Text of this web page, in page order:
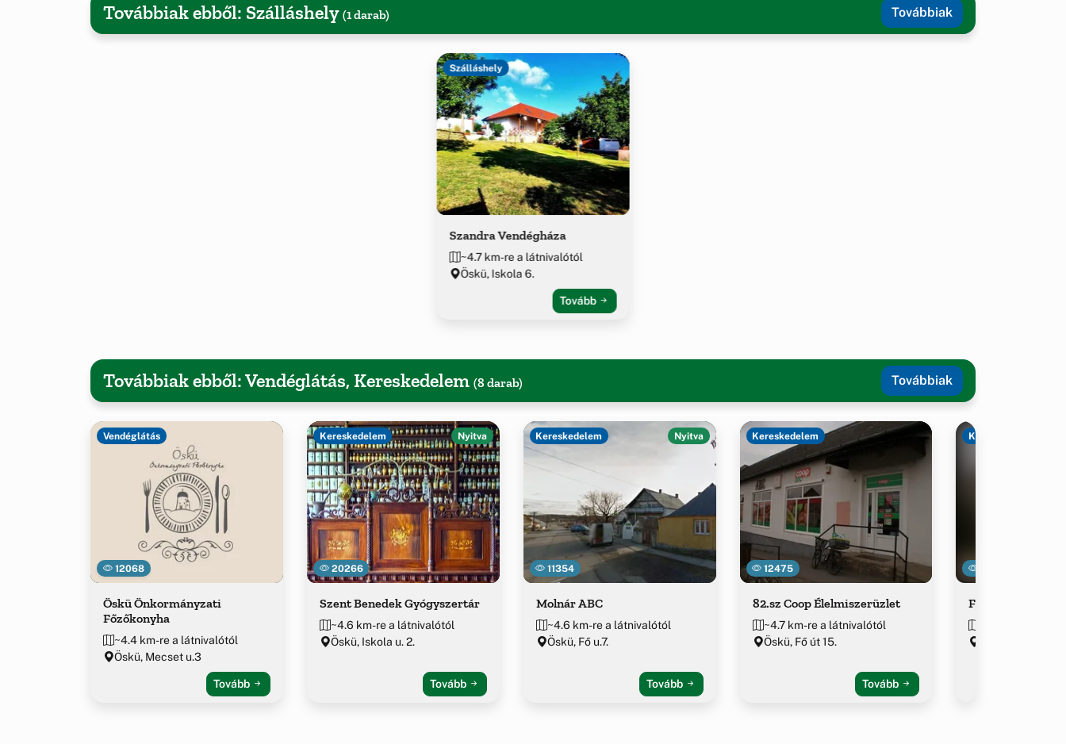
Továbbiak ebből: Szálláshely (1 darab) Továbbiak
Szálláshely
Szandra Vendégháza
~4.7 km-re a látnivalótól
Öskü, Iskola 6.
Tovább
Továbbiak ebből: Vendéglátás, Kereskedelem (8 darab) Továbbiak
12068
Vendéglátás
Öskü Önkormányzati
Főzőkonyha
~4.4 km-re a látnivalótól
Öskü, Mecset u.3
Tovább
20266
Kereskedelem Nyitva
Szent Benedek Gyógyszertár
~4.6 km-re a látnivalótól
Öskü, Iskola u. 2.
Tovább
11354
Kereskedelem Nyitva
Molnár ABC
~4.6 km-re a látnivalótól
Öskü, Fő u.7.
Tovább
12475
Kereskedelem
82.sz Coop Élelmiszerüzlet
~4.7 km-re a látnivalótól
Öskü, Fő út 15.
Tovább
Kereskedelem
Frézia Virág és